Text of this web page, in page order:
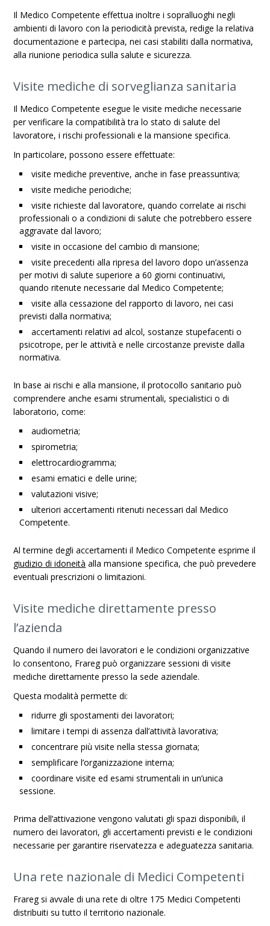
Il Medico Competente effettua inoltre i sopralluoghi negli
ambienti di lavoro con la periodicità prevista, redige la relativa
documentazione e partecipa, nei casi stabiliti dalla normativa,
alla riunione periodica sulla salute e sicurezza.
Visite mediche di sorveglianza sanitaria
Il Medico Competente esegue le visite mediche necessarie
per verificare la compatibilità tra lo stato di salute del
lavoratore, i rischi professionali e la mansione specifica.
In particolare, possono essere effettuate:
visite mediche preventive, anche in fase preassuntiva;
visite mediche periodiche;
visite richieste dal lavoratore, quando correlate ai rischi
professionali o a condizioni di salute che potrebbero essere
aggravate dal lavoro;
visite in occasione del cambio di mansione;
visite precedenti alla ripresa del lavoro dopo un’assenza
per motivi di salute superiore a 60 giorni continuativi,
quando ritenute necessarie dal Medico Competente;
visite alla cessazione del rapporto di lavoro, nei casi
previsti dalla normativa;
accertamenti relativi ad alcol, sostanze stupefacenti o
psicotrope, per le attività e nelle circostanze previste dalla
normativa.
In base ai rischi e alla mansione, il protocollo sanitario può
comprendere anche esami strumentali, specialistici o di
laboratorio, come:
audiometria;
spirometria;
elettrocardiogramma;
esami ematici e delle urine;
valutazioni visive;
ulteriori accertamenti ritenuti necessari dal Medico
Competente.
Al termine degli accertamenti il Medico Competente esprime il
giudizio di idoneità alla mansione specifica, che può prevedere
eventuali prescrizioni o limitazioni.
Visite mediche direttamente presso
l’azienda
Quando il numero dei lavoratori e le condizioni organizzative
lo consentono, Frareg può organizzare sessioni di visite
mediche direttamente presso la sede aziendale.
Questa modalità permette di:
ridurre gli spostamenti dei lavoratori;
limitare i tempi di assenza dall’attività lavorativa;
concentrare più visite nella stessa giornata;
semplificare l’organizzazione interna;
coordinare visite ed esami strumentali in un’unica
sessione.
Prima dell’attivazione vengono valutati gli spazi disponibili, il
numero dei lavoratori, gli accertamenti previsti e le condizioni
necessarie per garantire riservatezza e adeguatezza sanitaria.
Una rete nazionale di Medici Competenti
Frareg si avvale di una rete di oltre 175 Medici Competenti
distribuiti su tutto il territorio nazionale.